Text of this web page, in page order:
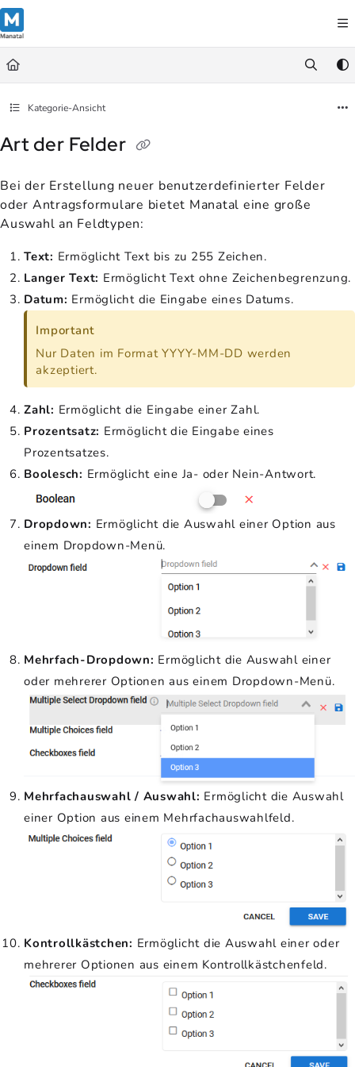
Documentation Index
Fetch the complete documentation index at:
https://
Use this file to discover all available pages before exploring further.
Kategorie-Ansicht
Art der Felder
Bei der Erstellung neuer benutzerdefinierter Felder
oder Antragsformulare bietet Manatal eine große
Auswahl an Feldtypen:
Text: Ermöglicht Text bis zu 255 Zeichen.
Langer Text: Ermöglicht Text ohne Zeichenbegrenzung.
Datum: Ermöglicht die Eingabe eines Datums.
Important
Nur Daten im Format YYYY-MM-DD werden
akzeptiert.
Zahl: Ermöglicht die Eingabe einer Zahl.
Prozentsatz: Ermöglicht die Eingabe eines
Prozentsatzes.
Boolesch: Ermöglicht eine Ja- oder Nein-Antwort.
Dropdown: Ermöglicht die Auswahl einer Option aus
einem Dropdown-Menü.
Mehrfach-Dropdown: Ermöglicht die Auswahl einer
oder mehrerer Optionen aus einem Dropdown-Menü.
Mehrfachauswahl / Auswahl: Ermöglicht die Auswahl
einer Option aus einem Mehrfachauswahlfeld.
Kontrollkästchen: Ermöglicht die Auswahl einer oder
mehrerer Optionen aus einem Kontrollkästchenfeld.